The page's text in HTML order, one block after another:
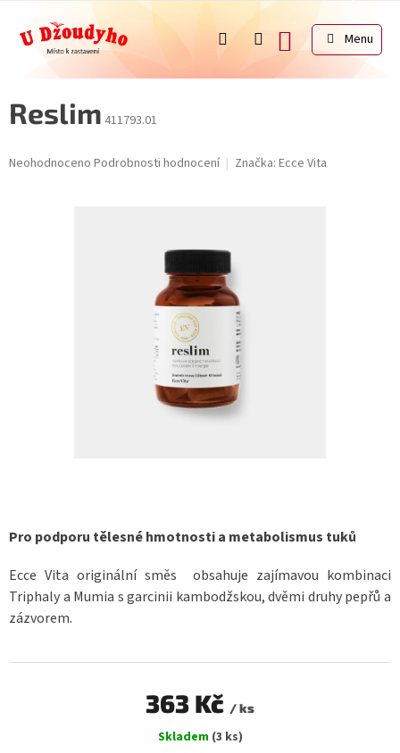
obsah
NÁKUPNÍ
KOŠÍK
Reslim 411793.01
Průměrné
Neohodnoceno Podrobnosti hodnocení Značka: Ecce Vita
Pro podporu tělesné hmotnosti a metabolismus tuků
Ecce Vita originální směs obsahuje zajímavou kombinaci
Triphaly a Mumia s garcinii kambodžskou, dvěmi druhy pepřů a
zázvorem.
363 Kč / ks
cena:
Skladem (3 ks)